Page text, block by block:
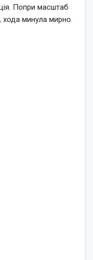
Попри масштаб
хода минула мирно.